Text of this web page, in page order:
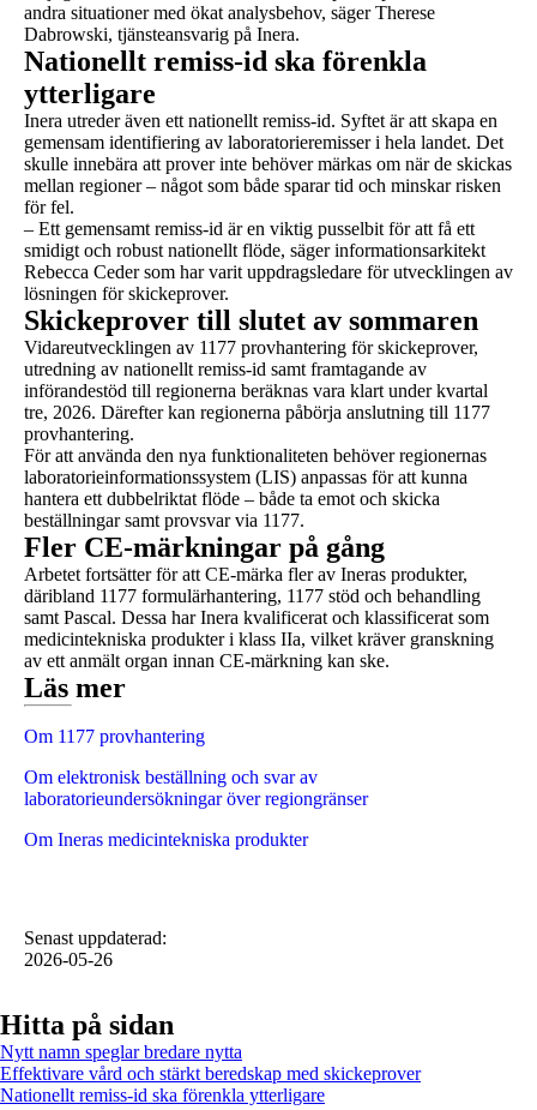
andra situationer med ökat analysbehov, säger Therese
Dabrowski, tjänsteansvarig på Inera.
Nationellt remiss-id ska förenkla
ytterligare
Inera utreder även ett nationellt remiss-id. Syftet är att skapa en
gemensam identifiering av laboratorieremisser i hela landet. Det
skulle innebära att prover inte behöver märkas om när de skickas
mellan regioner – något som både sparar tid och minskar risken
för fel.
– Ett gemensamt remiss-id är en viktig pusselbit för att få ett
smidigt och robust nationellt flöde, säger informationsarkitekt
Rebecca Ceder som har varit uppdragsledare för utvecklingen av
lösningen för skickeprover.
Skickeprover till slutet av sommaren
Vidareutvecklingen av 1177 provhantering för skickeprover,
utredning av nationellt remiss-id samt framtagande av
införandestöd till regionerna beräknas vara klart under kvartal
tre, 2026. Därefter kan regionerna påbörja anslutning till 1177
provhantering.
För att använda den nya funktionaliteten behöver regionernas
laboratorieinformationssystem (LIS) anpassas för att kunna
hantera ett dubbelriktat flöde – både ta emot och skicka
beställningar samt provsvar via 1177.
Fler CE-märkningar på gång
Arbetet fortsätter för att CE-märka fler av Ineras produkter,
däribland 1177 formulärhantering, 1177 stöd och behandling
samt Pascal. Dessa har Inera kvalificerat och klassificerat som
medicintekniska produkter i klass IIa, vilket kräver granskning
av ett anmält organ innan CE-märkning kan ske.
Läs mer
Om 1177 provhantering
Om elektronisk beställning och svar av
laboratorieundersökningar över regiongränser
Om Ineras medicintekniska produkter
Senast uppdaterad:
2026-05-26
Hitta på sidan
Nytt namn speglar bredare nytta
Effektivare vård och stärkt beredskap med skickeprover
Nationellt remiss-id ska förenkla ytterligare